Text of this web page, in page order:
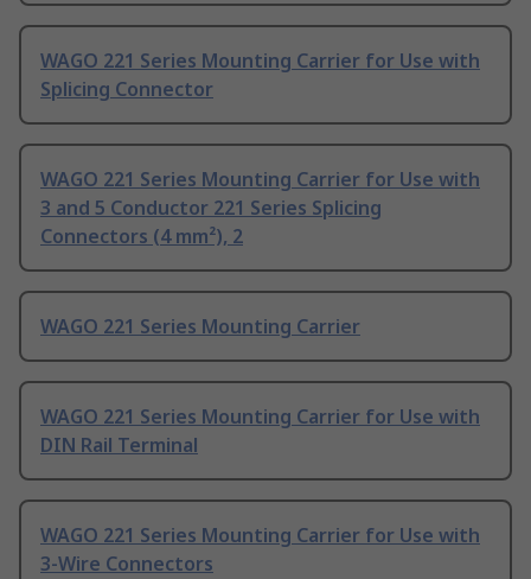
WAGO 221 Series Mounting Carrier for Use with
Splicing Connector
WAGO 221 Series Mounting Carrier for Use with
3 and 5 Conductor 221 Series Splicing
Connectors (4 mm²), 2
WAGO 221 Series Mounting Carrier
WAGO 221 Series Mounting Carrier for Use with
DIN Rail Terminal
WAGO 221 Series Mounting Carrier for Use with
3-Wire Connectors